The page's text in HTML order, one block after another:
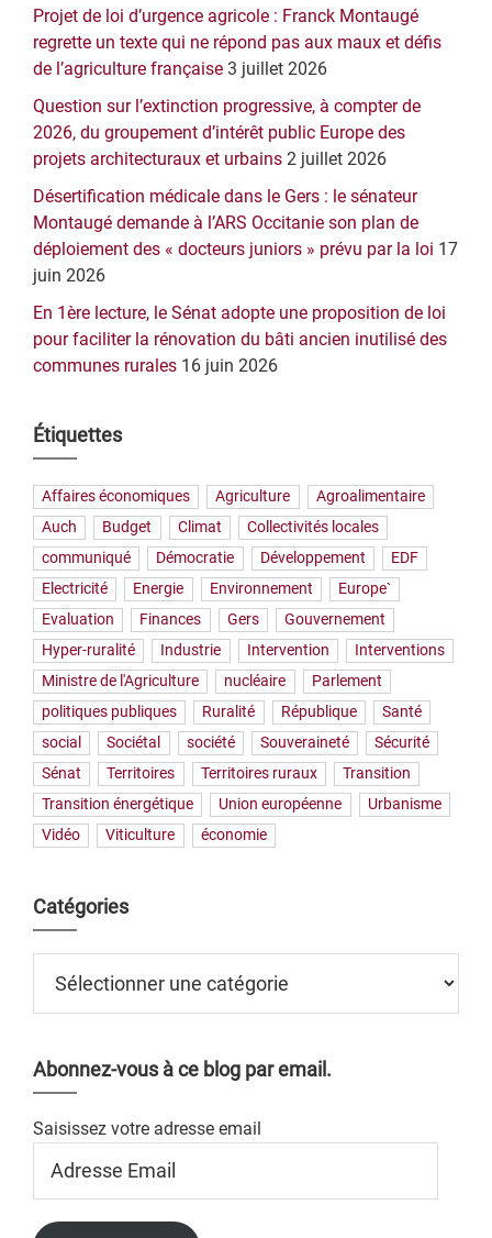
Projet de loi d’urgence agricole : Franck Montaugé
regrette un texte qui ne répond pas aux maux et défis
de l’agriculture française 3 juillet 2026
Question sur l’extinction progressive, à compter de
2026, du groupement d’intérêt public Europe des
projets architecturaux et urbains 2 juillet 2026
Désertification médicale dans le Gers : le sénateur
Montaugé demande à l’ARS Occitanie son plan de
déploiement des « docteurs juniors » prévu par la loi 17
juin 2026
En 1ère lecture, le Sénat adopte une proposition de loi
pour faciliter la rénovation du bâti ancien inutilisé des
communes rurales 16 juin 2026
Étiquettes
Affaires économiques Agriculture
Agroalimentaire
Auch
Budget Climat
Collectivités locales
communiqué
Démocratie Développement
EDF
Electricité
Energie Environnement
Europe`
Evaluation
Finances Gers
Gouvernement
Hyper-ruralité
Industrie Intervention
Interventions
Ministre de l'Agriculture
nucléaire
Parlement
politiques publiques
Ruralité République
Santé
social
Sociétal société Souveraineté
Sécurité
Sénat
Territoires Territoires ruraux
Transition
Transition énergétique
Union européenne
Urbanisme
Vidéo
Viticulture économie
Catégories
Abonnez-vous à ce blog par email.
Saisissez votre adresse email
Email